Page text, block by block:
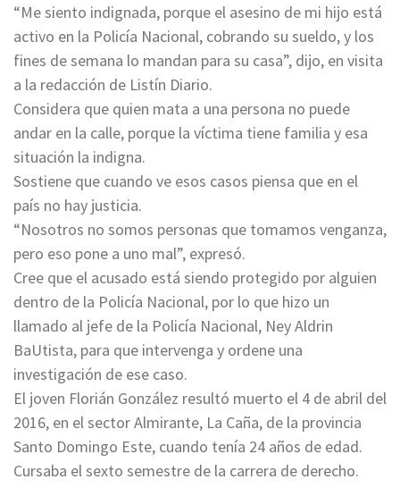
“Me siento indignada, porque el asesino de mi hijo está
activo en la Policía Nacional, cobrando su sueldo, y los
fines de semana lo mandan para su casa”, dijo, en visita
a la redacción de Listín Diario.
Considera que quien mata a una persona no puede
andar en la calle, porque la víctima tiene familia y esa
situación la indigna.
Sostiene que cuando ve esos casos piensa que en el
país no hay justicia.
“Nosotros no somos personas que tomamos venganza,
pero eso pone a uno mal”, expresó.
Cree que el acusado está siendo protegido por alguien
dentro de la Policía Nacional, por lo que hizo un
llamado al jefe de la Policía Nacional, Ney Aldrin
BaUtista, para que intervenga y ordene una
investigación de ese caso.
El joven Florián González resultó muerto el 4 de abril del
2016, en el sector Almirante, La Caña, de la provincia
Santo Domingo Este, cuando tenía 24 años de edad.
Cursaba el sexto semestre de la carrera de derecho.